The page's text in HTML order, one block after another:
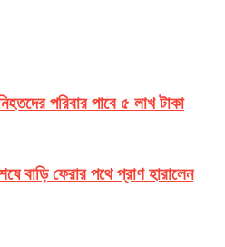
পরিবার পাবে ৫ লাখ টাকা
বাড়ি ফেরার পথে প্রাণ হারালেন